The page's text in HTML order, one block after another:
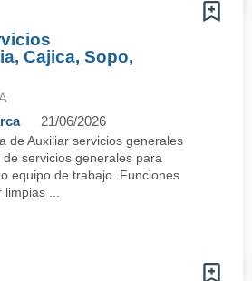
Cajica, Sopo,
21/06/2026
de Auxiliar servicios generales
servicios generales para
equipo de trabajo. Funciones
...